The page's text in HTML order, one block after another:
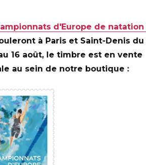
d'Europe de natation
à Paris et Saint-Denis du
16 août, le timbre est en vente
au sein de notre boutique :